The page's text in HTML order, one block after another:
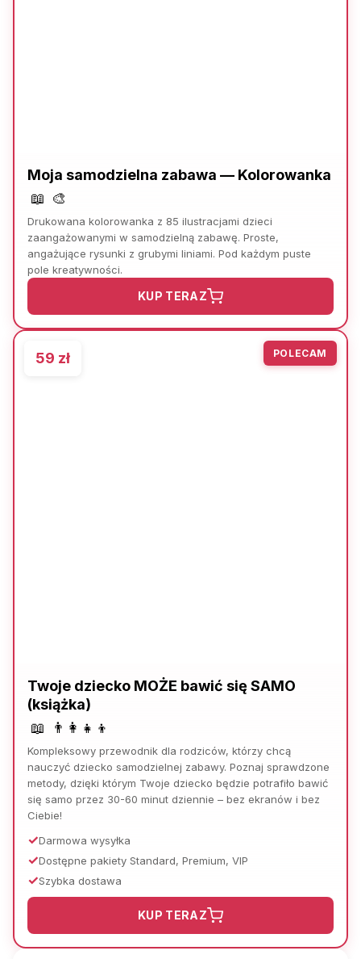
Moja samodzielna zabawa — Kolorowanka
📖 🎨
Drukowana kolorowanka z 85 ilustracjami dzieci
zaangażowanymi w samodzielną zabawę. Proste,
angażujące rysunki z grubymi liniami. Pod każdym puste
pole kreatywności.
KUP TERAZ
POLECAM
59 zł
Twoje dziecko MOŻE bawić się SAMO
(książka)
📖
👨‍👩‍👧‍👦
Kompleksowy przewodnik dla rodziców, którzy chcą
nauczyć dziecko samodzielnej zabawy. Poznaj sprawdzone
metody, dzięki którym Twoje dziecko będzie potrafiło bawić
się samo przez 30-60 minut dziennie – bez ekranów i bez
Ciebie!
Darmowa wysyłka
Dostępne pakiety Standard, Premium, VIP
Szybka dostawa
KUP TERAZ